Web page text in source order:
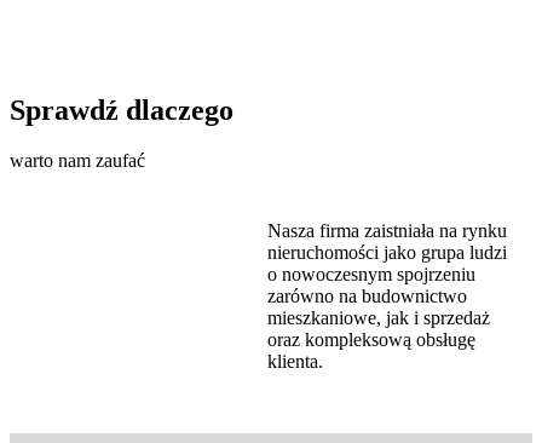
Sprawdź dlaczego
warto nam zaufać
Nasza firma zaistniała na rynku
nieruchomości jako grupa ludzi
o nowoczesnym spojrzeniu
zarówno na budownictwo
mieszkaniowe, jak i sprzedaż
oraz kompleksową obsługę
klienta.